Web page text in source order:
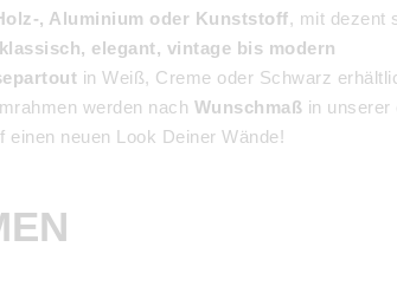
, Aluminium oder Kunststoff, mit dezent
klassisch, elegant, vintage bis modern
in Weiß, Creme oder Schwarz
werden nach Wunschmaß in unserer
neuen Look Deiner Wände!